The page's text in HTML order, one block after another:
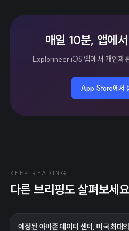
매일 10분, 앱에
Explorineer iOS 앱에서 개인화
App Store에서
KEEP READING
다른 브리핑도 살펴보세요
예정된 아마존 데이터 센터, 미국 최대